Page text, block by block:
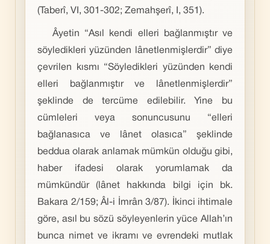
(Taberî, VI, 301-302; Zemahşerî, I, 351).
Âyetin “Asıl kendi elleri bağlanmıştır ve
söyledikleri yüzünden lânetlenmişlerdir” diye
çevrilen kısmı “Söyledikleri yüzünden kendi
elleri bağlanmıştır ve lânetlenmişlerdir”
şeklinde de tercüme edilebilir. Yine bu
cümleleri veya sonuncusunu “elleri
bağlanasıca ve lânet olasıca” şeklinde
beddua olarak anlamak mümkün olduğu gibi,
haber ifadesi olarak yorumlamak da
mümkündür (lânet hakkında bilgi için bk.
Bakara 2/159; Âl-i İmrân 3/87). İkinci ihtimale
göre, asıl bu sözü söyleyenlerin yüce Allah’ın
bunca nimet ve ikramı ve evrendeki mutlak